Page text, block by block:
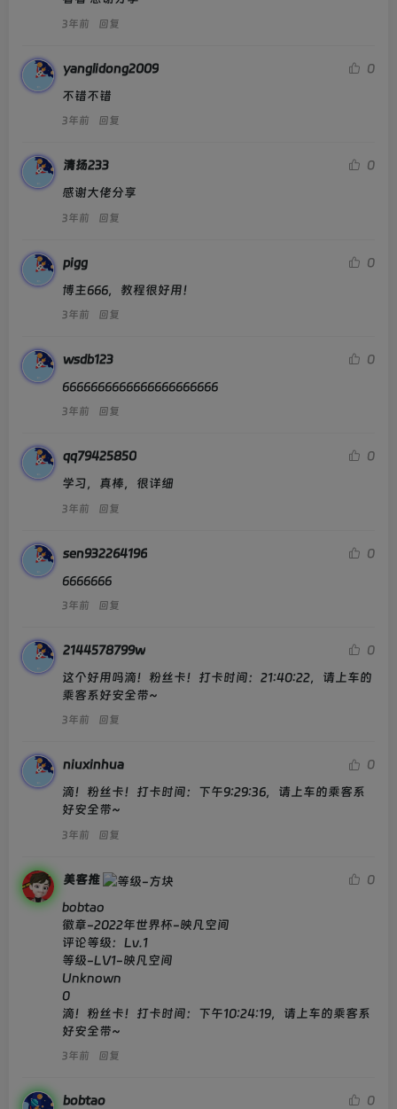
3年前 回复
yanglidong2009
0
不错不错
3年前 回复
清扬233
0
感谢大佬分享
3年前 回复
pigg
0
博主666，教程很好用！
3年前 回复
wsdb123
0
6666666666666666666666
3年前 回复
qq79425850
0
学习，真棒，很详细
3年前 回复
sen932264196
0
6666666
3年前 回复
2144578799w
0
这个好用吗滴！粉丝卡！打卡时间：21:40:22，请上车的
乘客系好安全带~
3年前 回复
niuxinhua
0
滴！粉丝卡！打卡时间：下午9:29:36，请上车的乘客系
好安全带~
3年前 回复
美客推
0
bobtao
徽章-2022年世界杯-映凡空间
评论等级：Lv.1
等级-LV1-映凡空间
Unknown
0
滴！粉丝卡！打卡时间：下午10:24:19，请上车的乘客系
好安全带~
3年前 回复
bobtao
0